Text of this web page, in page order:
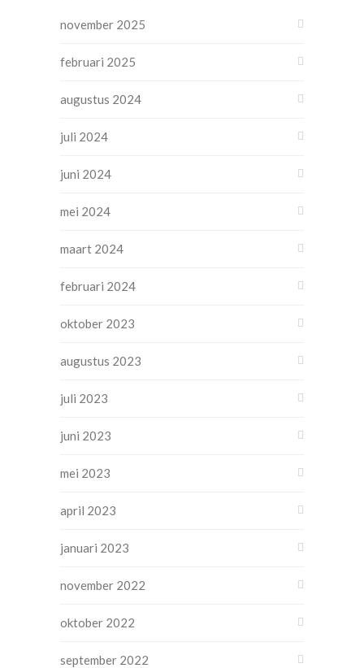
november 2025
februari 2025
augustus 2024
juli 2024
juni 2024
mei 2024
maart 2024
februari 2024
oktober 2023
augustus 2023
juli 2023
juni 2023
mei 2023
april 2023
januari 2023
november 2022
oktober 2022
september 2022